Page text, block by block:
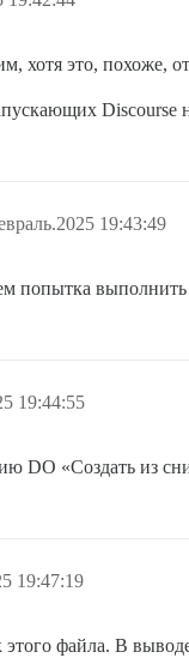
хотя это, похоже,
Discourse
19:43:49
попытка выполнить
19:44:55
DO «Создать из
19:47:19
файла. В